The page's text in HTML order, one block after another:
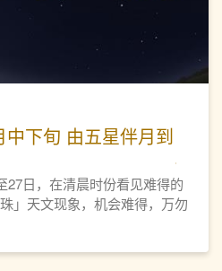
下旬 由五星伴月到
27日，在清晨时份看见难得的
」天文现象，机会难得，万勿